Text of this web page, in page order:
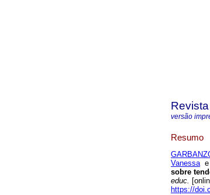
versão
Resumo
Vanessae
sobre
educ.
https://